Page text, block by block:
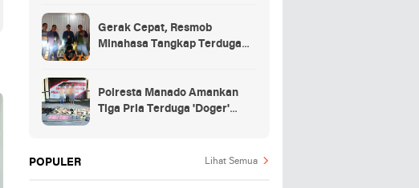
Gerak Cepat, Resmob
Minahasa Tangkap Terduga
Polresta Manado Amankan
Tiga Pria Terduga 'Doger'
POPULER Lihat Semua